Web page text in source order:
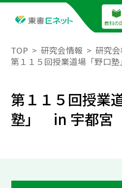
教科の
TOP 研究会情報
研究
第１１５回授業道場「野口
第１１５回授業
塾」 in 宇都宮